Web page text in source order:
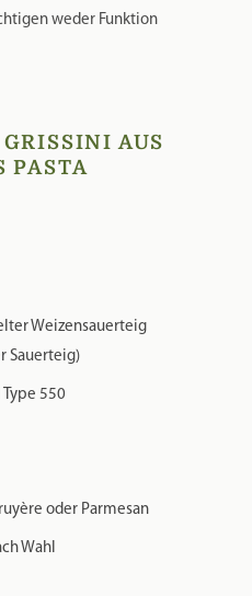
weder Funktion
AUS
PASTA
Weizensauerteig
Sauerteig)
550
oder Parmesan
Wahl